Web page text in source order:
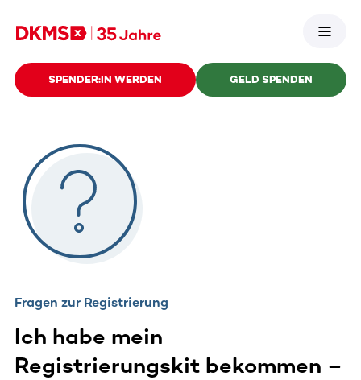
SPENDER:IN WERDEN GELD SPENDEN
Fragen zur Registrierung
Ich habe mein
Registrierungskit bekommen –